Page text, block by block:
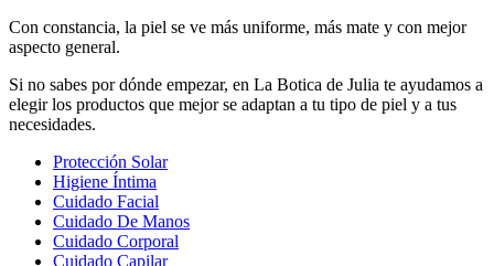
Con constancia, la piel se ve más uniforme, más mate y con mejor
aspecto general.
Si no sabes por dónde empezar, en La Botica de Julia te ayudamos a
elegir los productos que mejor se adaptan a tu tipo de piel y a tus
necesidades.
Close
Menu
Protección Solar
Higiene Íntima
Cuidado Facial
Cuidado De Manos
Cuidado Corporal
Cuidado Capilar